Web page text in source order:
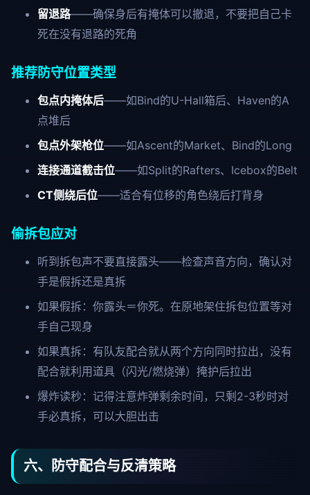
留退路——确保身后有掩体可以撤退，不要把自己卡
死在没有退路的死角
推荐防守位置类型
包点内掩体后——如Bind的U-Hall箱后、Haven的A
点堆后
包点外架枪位——如Ascent的Market、Bind的Long
连接通道截击位——如Split的Rafters、Icebox的Belt
CT侧绕后位——适合有位移的角色绕后打背身
偷拆包应对
听到拆包声不要直接露头——检查声音方向，确认对
手是假拆还是真拆
如果假拆：你露头＝你死。在原地架住拆包位置等对
手自己现身
如果真拆：有队友配合就从两个方向同时拉出，没有
配合就利用道具（闪光/燃烧弹）掩护后拉出
爆炸读秒：记得注意炸弹剩余时间，只剩2-3秒时对
手必真拆，可以大胆出击
六、防守配合与反清策略